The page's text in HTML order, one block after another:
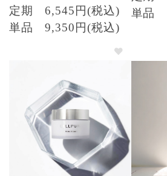
定期
6,545円(税込)
単品
9,350円(税込)
単品